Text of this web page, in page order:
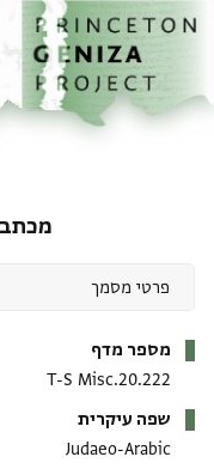
לתוכןהבית
מכתב
מספר מדף
T-S Misc.20.222
שפה עיקרית
Judaeo-Arabic